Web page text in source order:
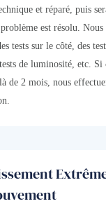
et réparé, puis
est résolu. Nous
tests sur le côté, des
de luminosité, etc. Si
de 2 mois, nous